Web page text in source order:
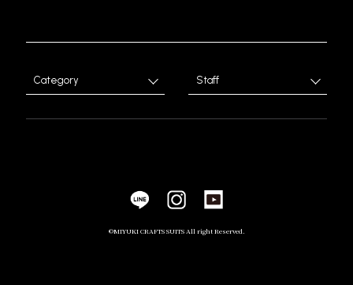
Category Staff
©︎MIYUKI CRAFTS SUITS All right Reserved.